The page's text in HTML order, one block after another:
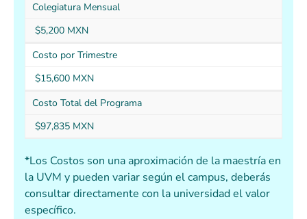
Colegiatura Mensual
$5,200 MXN
Costo por Trimestre
$15,600 MXN
Costo Total del Programa
$97,835 MXN
*Los Costos son una aproximación de la maestría en
la UVM y pueden variar según el campus, deberás
consultar directamente con la universidad el valor
específico.